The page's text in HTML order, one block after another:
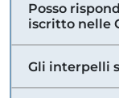
Posso
iscritto nelle
Gli interpelli